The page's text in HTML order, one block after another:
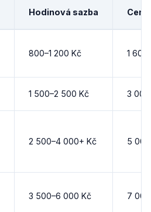
Hodinová sazba
800–1 200 Kč 1
1 500–2 500 Kč 3
2 500–4 000+ Kč 5
3 500–6 000 Kč 7